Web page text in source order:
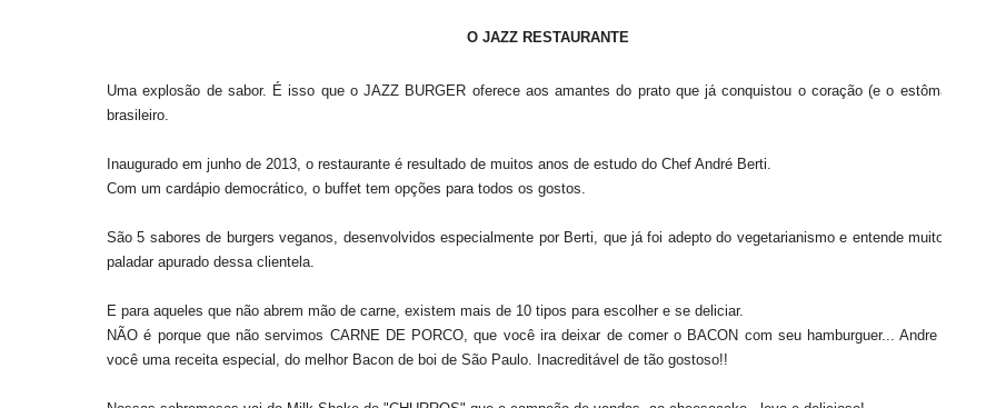
O JAZZ RESTAURANTE
Uma explosão de sabor. É isso que o JAZZ BURGER oferece aos amantes do prato que já conquistou o coração (e o estômago) do
brasileiro.
Inaugurado em junho de 2013, o restaurante é resultado de muitos anos de estudo do Chef André Berti.
Com um cardápio democrático, o buffet tem opções para todos os gostos.
São 5 sabores de burgers veganos, desenvolvidos especialmente por Berti, que já foi adepto do vegetarianismo e entende muito bem o
paladar apurado dessa clientela.
E para aqueles que não abrem mão de carne, existem mais de 10 tipos para escolher e se deliciar.
NÃO é porque que não servimos CARNE DE PORCO, que você ira deixar de comer o BACON com seu hamburguer... Andre fez pra
você uma receita especial, do melhor Bacon de boi de São Paulo. Inacreditável de tão gostoso!!